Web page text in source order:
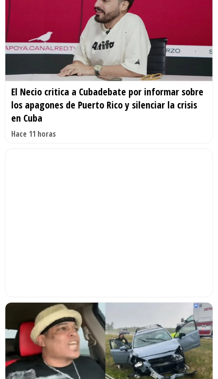
El Necio critica a Cubadebate por informar sobre
los apagones de Puerto Rico y silenciar la crisis
en Cuba
Hace 11 horas